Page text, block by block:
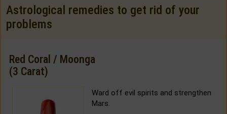
Astrological remedies to get rid of your
problems
Red Coral / Moonga
(3 Carat)
Ward off evil spirits and strengthen
Mars.